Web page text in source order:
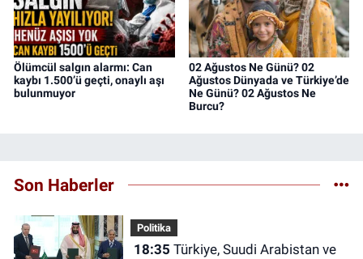
Ölümcül salgın alarmı: Can
kaybı 1.500’ü geçti, onaylı aşı
bulunmuyor
02 Ağustos Ne Günü? 02
Ağustos Dünyada ve Türkiye’de
Ne Günü? 02 Ağustos Ne
Burcu?
Son Haberler
Politika
18:35